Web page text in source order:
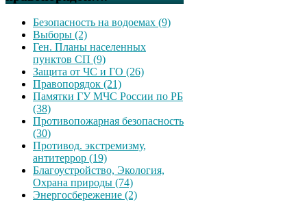
Безопасность на водоемах (9)
Выборы (2)
Ген. Планы населенных
пунктов СП (9)
Защита от ЧС и ГО (26)
Правопорядок (21)
Памятки ГУ МЧС России по РБ
(38)
Противопожарная безопасность
(30)
Противод. экстремизму,
антитеррор (19)
Благоустройство, Экология,
Охрана природы (74)
Энергосбережение (2)